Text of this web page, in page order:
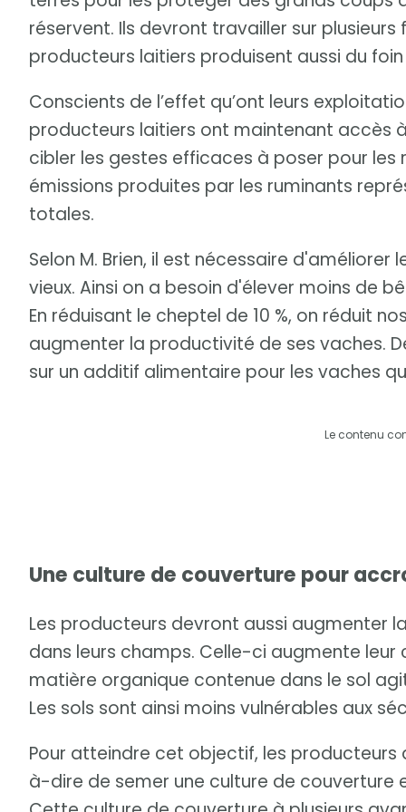
réservent. Ils devront travailler sur
producteurs laitiers produisent aussi du
Conscients de l’effet qu’ont leurs
producteurs laitiers ont maintenant accès
cibler les gestes efficaces à poser pour les
émissions produites par les ruminants
totales.
Selon M. Brien, il est nécessaire
vieux. Ainsi on a besoin d'élever moins de
En réduisant le cheptel de 10 %, on réduit
augmenter la productivité de ses vaches.
sur un additif alimentaire pour les vaches
Le contenu
Une culture de couverture pour
Les producteurs devront aussi augmenter
dans leurs champs. Celle-ci augmente
matière organique contenue dans le sol
Les sols sont ainsi moins vulnérables aux
Pour atteindre cet objectif, les
à-dire de semer une culture de couverture